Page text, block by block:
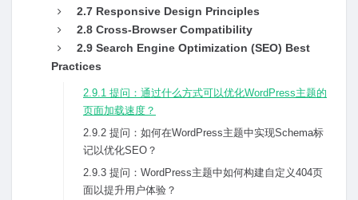
2.7 Responsive Design Principles
2.8 Cross-Browser Compatibility
2.9 Search Engine Optimization (SEO) Best
Practices
2.9.1 提问：通过什么⽅式可以优化WordPress主题的
页⾯加载速度？
2.9.2 提问：如何在WordPress主题中实现Schema标
记以优化SEO？
2.9.3 提问：WordPress主题中如何构建⾃定义404页
⾯以提升⽤户体验？